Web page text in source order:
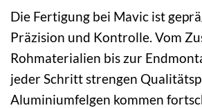
Die Fertigung bei Mavic ist
Präzision und Kontrolle. Vom
Rohmaterialien bis zur
jeder Schritt strengen
Aluminiumfelgen kommen